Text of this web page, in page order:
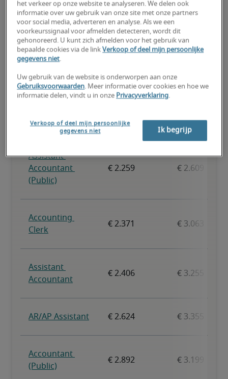
Salarissen voor vergelijkbare
het verkeer op onze website te analyseren. We delen ook
informatie over uw gebruik van onze site met onze partners
voor social media, adverteren en analyse. Als we een
voorkeurssignaal voor afmelden detecteren, wordt dit
gehonoreerd. U kunt zich afmelden voor het gebruik van
bepaalde cookies via de linkVerkoop of deel mijn persoonlijke
gegevens niet.
Uw gebruik van de website is onderworpen aan onze
Gebruiksvoorwaarden. Meer informatie over cookies en hoe we
informatie delen, vindt u in onze Privacyverklaring.
Verkoop of deel mijn persoonlijke
gegevens niet
Ik begrijp